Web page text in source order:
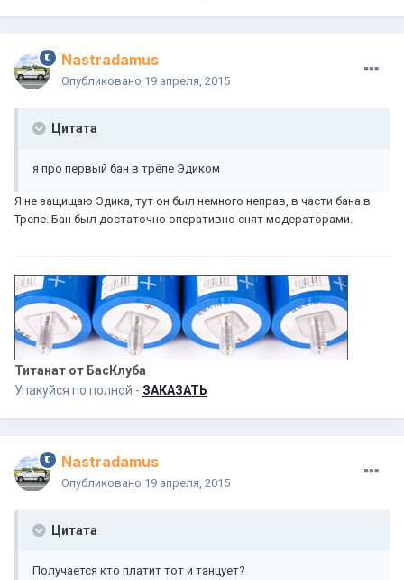
Nastradamus
Опубликовано 19 апреля, 2015
Цитата
я про первый бан в трёпе Эдиком
Я не защищаю Эдика, тут он был немного неправ, в части бана в
Трепе. Бан был достаточно оперативно снят модераторами.
Титанат от БасКлуба
Упакуйся по полной - ЗАКАЗАТЬ
Nastradamus
Опубликовано 19 апреля, 2015
Цитата
Получается кто платит тот и танцует?